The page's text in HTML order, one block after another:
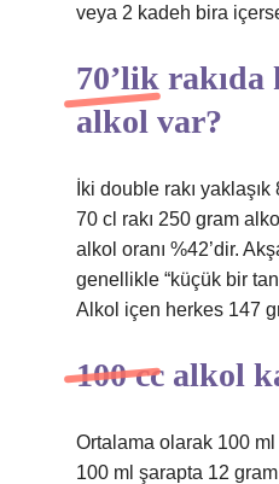
veya 2 kadeh bira
70’lik rakıda
alkol var?
İki double rakı
70 cl rakı 250 gram
alkol oranı %42’dir.
genellikle “küçük bir
Alkol içen herkes 147
100 cc alkol
Ortalama olarak 100
100 ml şarapta 12